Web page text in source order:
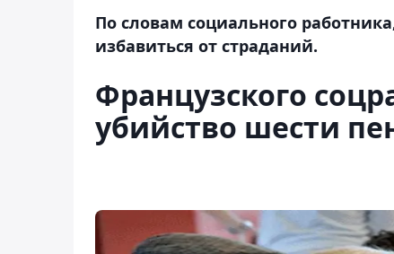
По словам социального
избавиться от страданий.
Французского
убийство шести